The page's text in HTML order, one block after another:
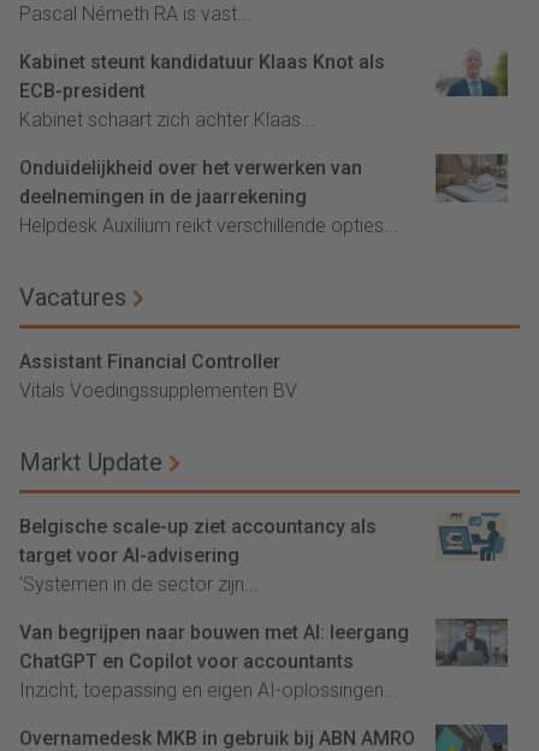
Pascal Németh RA is vast...
Kabinet steunt kandidatuur Klaas Knot als
ECB-president
Kabinet schaart zich achter Klaas...
Onduidelijkheid over het verwerken van
deelnemingen in de jaarrekening
Helpdesk Auxilium reikt verschillende opties...
Vacatures
Assistant Financial Controller
Vitals Voedingssupplementen BV
Markt Update
Belgische scale-up ziet accountancy als
target voor AI-advisering
'Systemen in de sector zijn...
Van begrijpen naar bouwen met AI: leergang
ChatGPT en Copilot voor accountants
Inzicht, toepassing en eigen AI-oplossingen...
Overnamedesk MKB in gebruik bij ABN AMRO